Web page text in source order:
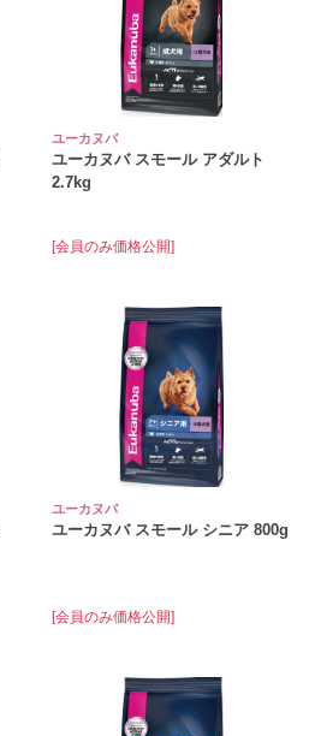
ユーカヌバ
ユーカヌバ スモール アダルト
2.7kg
[会員のみ価格公開]
ユーカヌバ
ユーカヌバ スモール シニア 800g
[会員のみ価格公開]